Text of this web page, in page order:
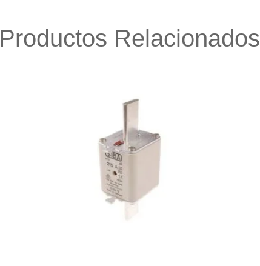
Productos Relacionados